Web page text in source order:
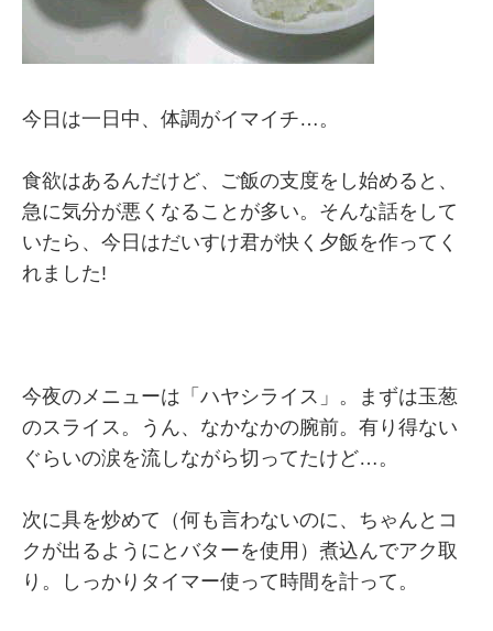
今日は一日中、体調がイマイチ…。
食欲はあるんだけど、ご飯の支度をし始めると、
急に気分が悪くなることが多い。そんな話をして
いたら、今日はだいすけ君が快く夕飯を作ってく
れました!
今夜のメニューは「ハヤシライス」。まずは玉葱
のスライス。うん、なかなかの腕前。有り得ない
ぐらいの涙を流しながら切ってたけど…。
次に具を炒めて（何も言わないのに、ちゃんとコ
クが出るようにとバターを使用）煮込んでアク取
り。しっかりタイマー使って時間を計って。